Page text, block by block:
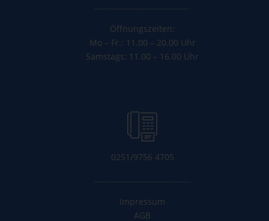
……………………………………..
Öffnungszeiten:
Mo – Fr.: 11.00 – 20.00 Uhr
Samstags: 11.00 – 16.00 Uhr
0251/9756 4705
……………………………………..
Impressum
AGB